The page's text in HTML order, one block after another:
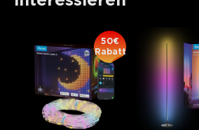
50€
Rabatt